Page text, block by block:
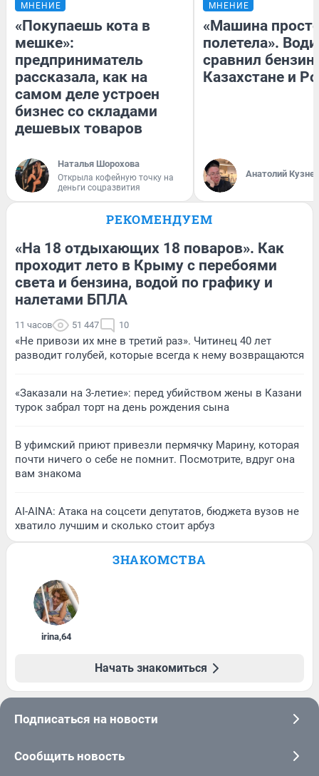
МНЕНИЕ
«Покупаешь кота в
мешке»:
предприниматель
рассказала, как на
самом деле устроен
бизнес со складами
дешевых товаров
Наталья Шорохова
Открыла кофейную точку на
деньги соцразвития
МНЕНИЕ
«Машина
полетела».
сравнил бензин
Казахстане и
Анатолий
РЕКОМЕНДУЕМ
«На 18 отдыхающих 18 поваров». Как
проходит лето в Крыму с перебоями
света и бензина, водой по графику и
налетами БПЛА
11 часов 51 447 10
«Не привози их мне в третий раз». Читинец 40 лет
разводит голубей, которые всегда к нему возвращаются
«Заказали на 3-летие»: перед убийством жены в Казани
турок забрал торт на день рождения сына
В уфимский приют привезли пермячку Марину, которая
почти ничего о себе не помнит. Посмотрите, вдруг она
вам знакома
AI-AINA: Атака на соцсети депутатов, бюджета вузов не
хватило лучшим и сколько стоит арбуз
ЗНАКОМСТВА
irina,64
Начать знакомиться
Подписаться на новости
Сообщить новость